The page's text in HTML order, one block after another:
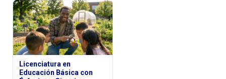
Licenciatura en
Educación Básica con